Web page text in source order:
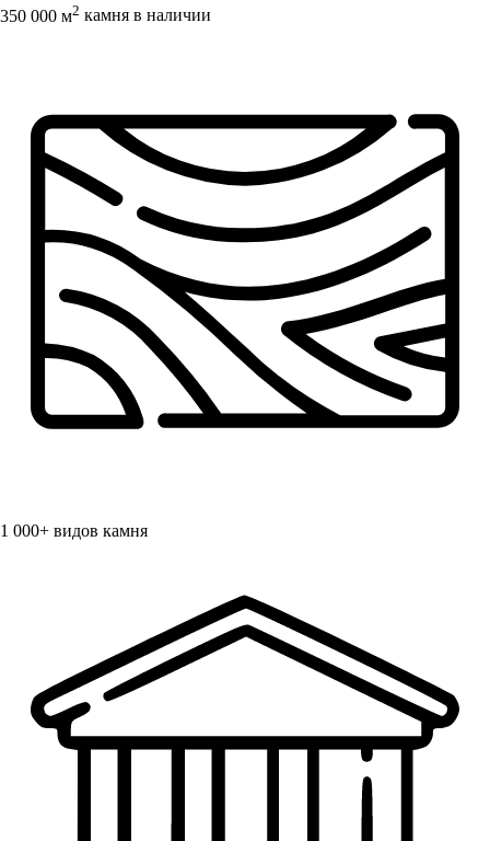
350 000 м2 камня в наличии
1 000+ видов камня